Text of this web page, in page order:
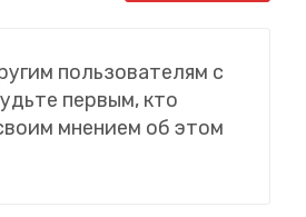
пользователям с
первым, кто
мнением об этом